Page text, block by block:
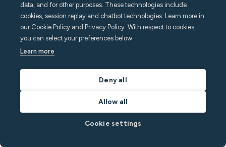
Messagerie
Application invité
Caractéristiques
Surveillance du bruit
Détection du tabagisme
Assistance aux appels
data, and for other purposes. These technologies include
cookies, session replay and chatbot technologies. Learn more in
our Cookie Policy and Privacy Policy. With respect to cookies,
you can select your preferences below.
Learn more
Deny all
Allow all
Cookie settings